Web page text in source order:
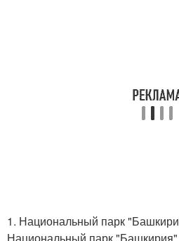
1. Национальный парк